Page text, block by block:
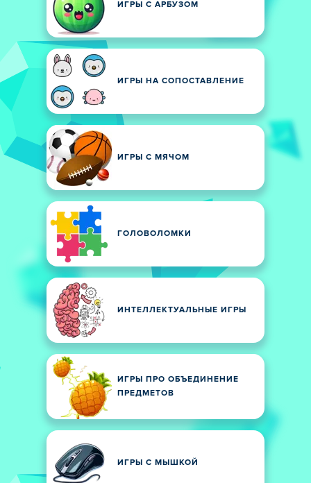
ИГРЫ С АРБУЗОМ
ИГРЫ НА СОПОСТАВЛЕНИЕ
ИГРЫ С МЯЧОМ
ГОЛОВОЛОМКИ
ИНТЕЛЛЕКТУАЛЬНЫЕ ИГРЫ
ИГРЫ ПРО ОБЪЕДИНЕНИЕ
ПРЕДМЕТОВ
ИГРЫ С МЫШКОЙ